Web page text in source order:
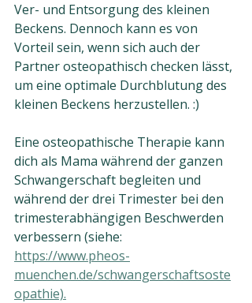
Ver- und Entsorgung des kleinen
Beckens. Dennoch kann es von
Vorteil sein, wenn sich auch der
Partner osteopathisch checken lässt,
um eine optimale Durchblutung des
kleinen Beckens herzustellen. :)
Eine osteopathische Therapie kann
dich als Mama während der ganzen
Schwangerschaft begleiten und
während der drei Trimester bei den
trimesterabhängigen Beschwerden
verbessern (siehe:
https://www.pheos-
muenchen.de/schwangerschaftsoste
opathie).